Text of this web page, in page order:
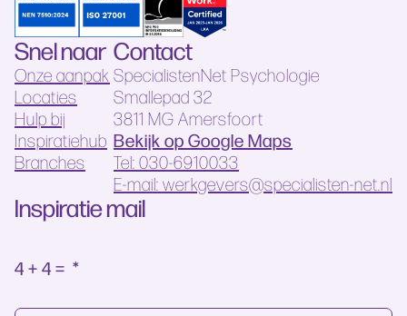
Snel naar
Onze aanpak
Locaties
Hulp bij
Inspiratiehub
Branches
Contact
SpecialistenNet Psychologie
Smallepad 32
3811 MG Amersfoort
Bekijk op Google Maps
Tel: 030-6910033
E-mail: werkgevers@specialisten-net.nl
Inspiratie mail
4 + 4 = *